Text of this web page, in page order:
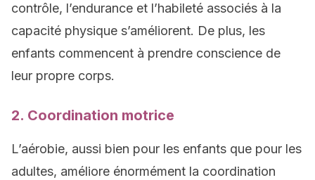
contrôle, l’endurance et l’habileté associés à la
capacité physique s’améliorent. De plus, les
enfants commencent à prendre conscience de
leur propre corps.
2. Coordination motrice
L’aérobie, aussi bien pour les enfants que pour les
adultes, améliore énormément la coordination